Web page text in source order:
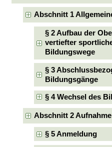
Abschnitt 1
§ 2 Aufbau der
vertiefter
Bildungswege
§ 3
Bildungsgänge
§ 4 Wechsel des
Abschnitt 2
§ 5 Anmeldung